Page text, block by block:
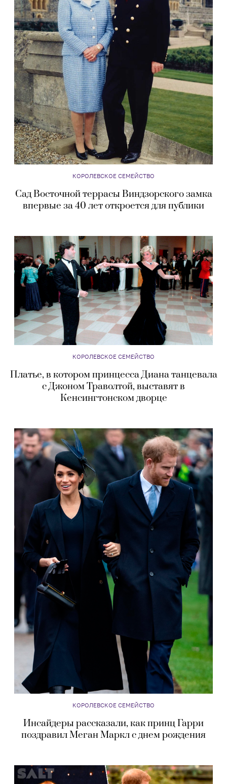
КОРОЛЕВСКОЕ СЕМЕЙСТВО
Сад Восточной террасы Виндзорского замка
впервые за 40 лет откроется для публики
КОРОЛЕВСКОЕ СЕМЕЙСТВО
Платье, в котором принцесса Диана танцевала
с Джоном Траволтой, выставят в
Кенсингтонском дворце
КОРОЛЕВСКОЕ СЕМЕЙСТВО
Инсайдеры рассказали, как принц Гарри
поздравил Меган Маркл с днем рождения